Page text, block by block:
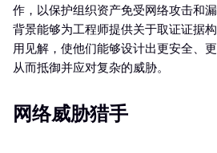
作，以保护组织资产免受网络攻击和
背景能够为工程师提供关于取证证据
用见解，使他们能够设计出更安全、
从而抵御并应对复杂的威胁。
网络威胁猎手